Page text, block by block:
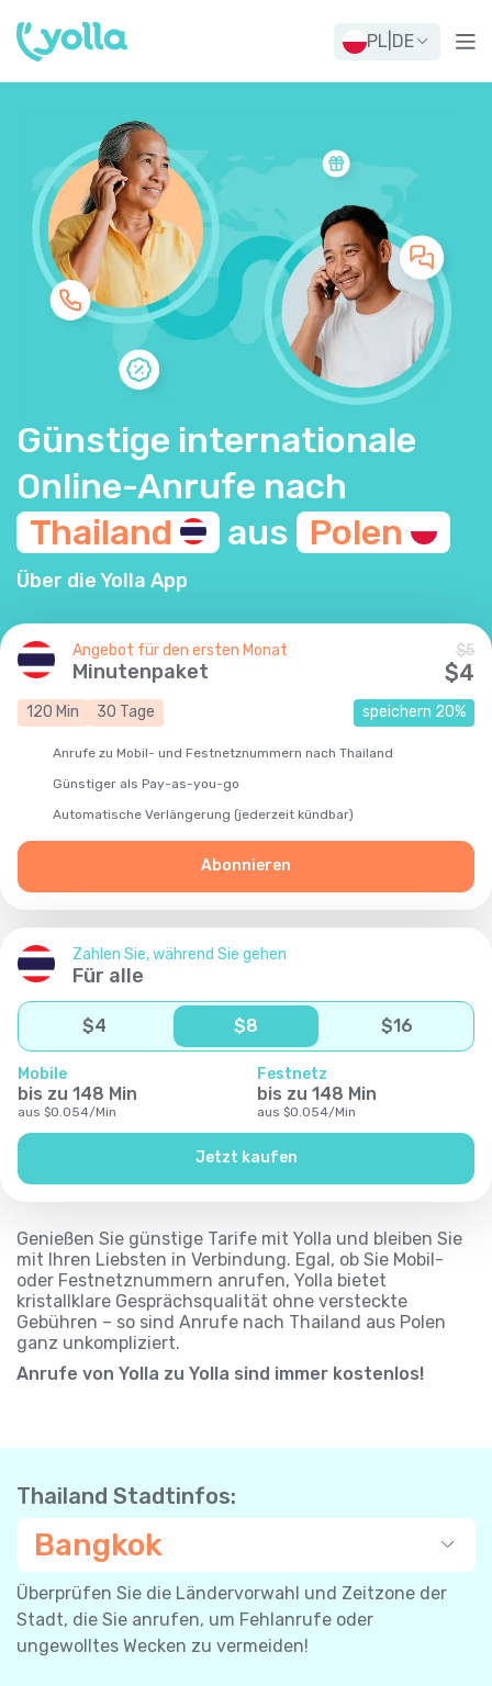
PL DE
Günstige internationale
Online-Anrufe nach
Thailand
aus Polen
Über die Yolla App
Angebot für den ersten Monat
Minutenpaket
$5
$4
120 Min 30 Tage speichern 20%
Anrufe zu Mobil- und Festnetznummern nach Thailand
Günstiger als Pay-as-you-go
Automatische Verlängerung (jederzeit kündbar)
Abonnieren
Zahlen Sie, während Sie gehen
Für alle
$4 $8 $16
Mobile
bis zu 148 Min
aus $0.054/Min
Festnetz
bis zu 148 Min
aus $0.054/Min
Jetzt kaufen
Genießen Sie günstige Tarife mit Yolla und bleiben Sie
mit Ihren Liebsten in Verbindung. Egal, ob Sie Mobil-
oder Festnetznummern anrufen, Yolla bietet
kristallklare Gesprächsqualität ohne versteckte
Gebühren – so sind Anrufe nach Thailand aus Polen
ganz unkompliziert.
Anrufe von Yolla zu Yolla sind immer kostenlos!
Thailand Stadtinfos:
Bangkok
Überprüfen Sie die Ländervorwahl und Zeitzone der
Stadt, die Sie anrufen, um Fehlanrufe oder
ungewolltes Wecken zu vermeiden!